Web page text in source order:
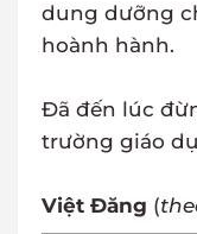
dung dưỡng
hoành hành.
Đã đến lúc
trường giáo
Việt Đăng (